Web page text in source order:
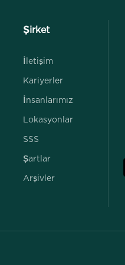
Şirket
İletişim
Kariyerler
İnsanlarımız
Lokasyonlar
SSS
Şartlar
Arşivler